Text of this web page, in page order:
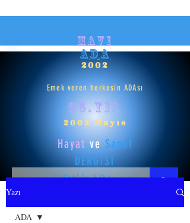
mavi
ADA
2002
Emek veren herkesin ADAsı
25.yıl
2002 Mayıs
HayatveSanat
DERGİSİ
Yazı
ADA